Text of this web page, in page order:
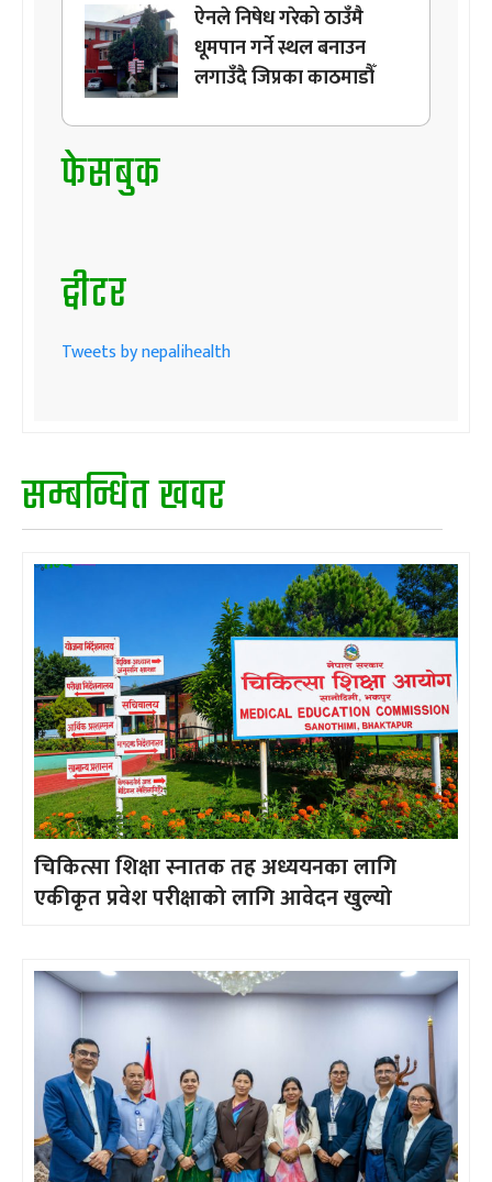
ऐनले निषेध गरेको ठाउँमै
धूमपान गर्ने स्थल बनाउन
लगाउँदै जिप्रका काठमाडौँ
फेसबुक
ट्वीटर
Tweets by nepalihealth
सम्बन्धित खवर
चिकित्सा शिक्षा स्नातक तह अध्ययनका लागि
एकीकृत प्रवेश परीक्षाको लागि आवेदन खुल्यो